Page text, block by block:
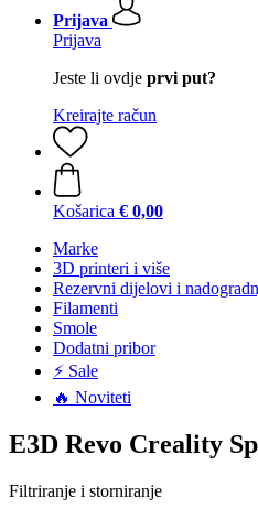
Prijava
Prijava
Jeste li ovdje prvi put?
Kreirajte račun
Košarica € 0,00
Marke
3D printeri i više
Rezervni dijelovi i
Filamenti
Smole
Dodatni pribor
⚡ Sale
🔥 Noviteti
E3D Revo Creality
Filtriranje i storniranje